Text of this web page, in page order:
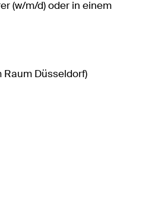
(w/m/d) oder in einem
Düsseldorf)